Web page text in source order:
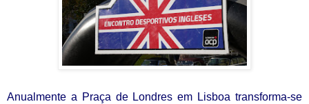
Anualmente a Praça de Londres em Lisboa transforma-se